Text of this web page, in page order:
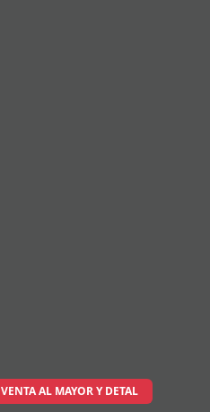
VENTA AL MAYOR Y DETAL